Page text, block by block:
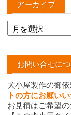
アーカイブ
ア
ー
イ
お問い合せに
犬小屋製作の御
トの方にお願いい
お見積はご希望